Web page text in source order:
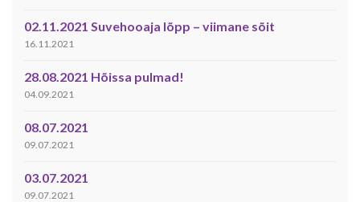
02.11.2021 Suvehooaja lõpp – viimane sõit
16.11.2021
28.08.2021 Hõissa pulmad!
04.09.2021
08.07.2021
09.07.2021
03.07.2021
09.07.2021